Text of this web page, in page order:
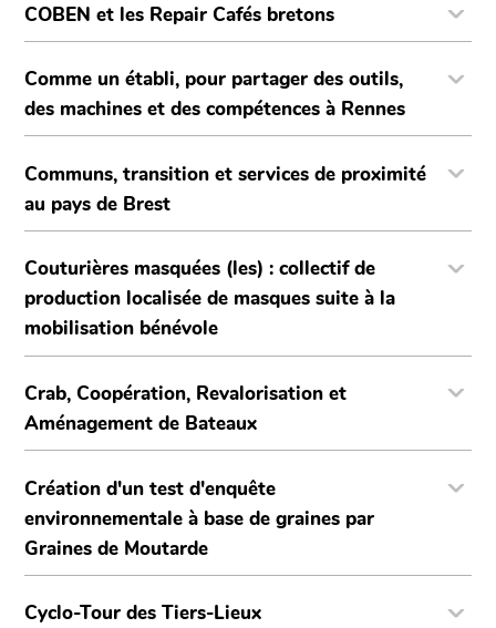
COBEN et les Repair Cafés bretons
Comme un établi, pour partager des outils,
des machines et des compétences à Rennes
Communs, transition et services de proximité
au pays de Brest
Couturières masquées (les) : collectif de
production localisée de masques suite à la
mobilisation bénévole
Crab, Coopération, Revalorisation et
Aménagement de Bateaux
Création d'un test d'enquête
environnementale à base de graines par
Graines de Moutarde
Cyclo-Tour des Tiers-Lieux